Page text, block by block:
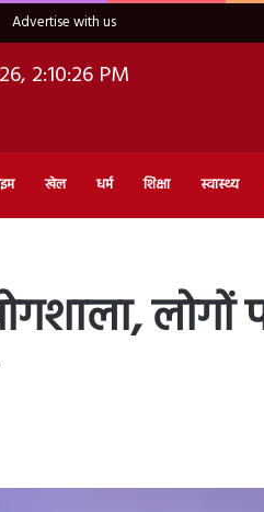
Advertise with us
2:10:28 PM
खेल धर्म शिक्षा स्वास्थ्य